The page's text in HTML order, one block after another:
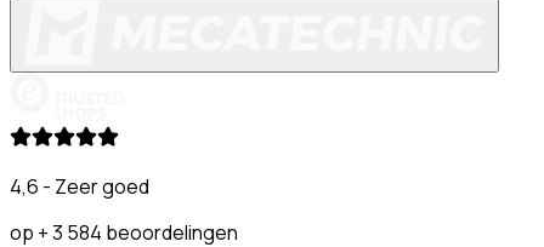
4,6 - Zeer goed
op + 3 584 beoordelingen